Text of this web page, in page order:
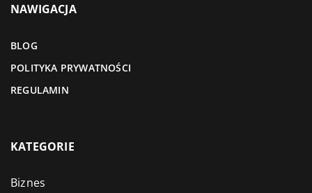
NAWIGACJA
BLOG
POLITYKA PRYWATNOŚCI
REGULAMIN
KATEGORIE
Biznes